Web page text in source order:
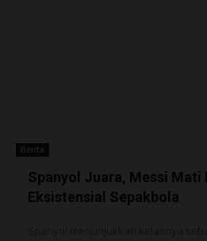
Berita
Spanyol Juara, Messi Mati
Eksistensial Sepakbola